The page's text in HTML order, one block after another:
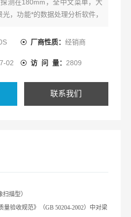
测在180mm，全中文菜单，大
，功能*的数据处理分析软件，
厂商性质： 经销商
02 访 问 量： 2809
联系我们
扫描型）
量验收规范》（GB 50204-2002）中对梁